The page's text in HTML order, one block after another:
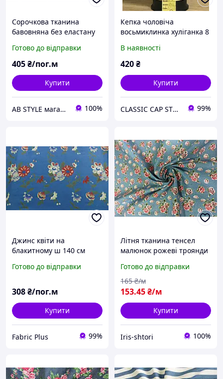
Сорочкова тканина
бавовняна без еластану
сердечка BH 2
Готово до відправки
405₴/пог.м
Купити
AB STYLE магазин тканин 100%
Кепка чоловіча
восьмиклинка хуліганка 8
Весняна Літня сорочкова
тканина блакитна синя
В наявності
420₴
Купити
CLASSIС CAP STYLE 99%
Джинс квіти на
блакитному ш 140 см
Готово до відправки
308₴/пог.м
Купити
Fabric Plus 99%
Літня тканина тенсел
малюнок рожеві троянди
Готово до відправки
153.45₴/м
165 ₴/м
Купити
Iris-shtori 100%